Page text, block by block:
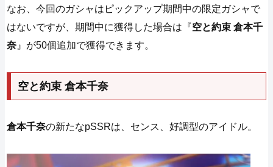
なお、今回のガシャはピックアップ期間中の限定ガシャで
はないですが、期間中に獲得した場合は『空と約束 倉本千
奈 』が50個追加で獲得できます。
空と約束 倉本千奈
倉本千奈の新たなpSSRは、センス、好調型のアイドル。